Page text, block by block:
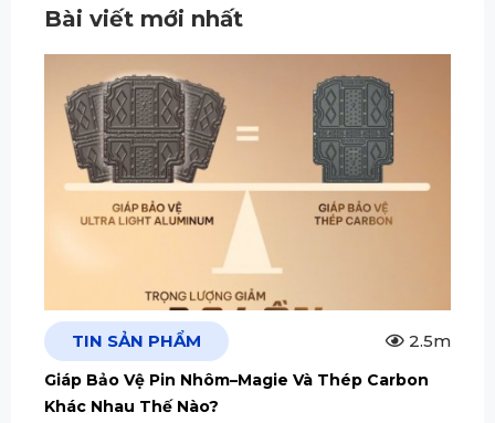
Bài viết mới nhất
TIN SẢN PHẨM 2.5m
Giáp Bảo Vệ Pin Nhôm–Magie Và Thép Carbon
Khác Nhau Thế Nào?